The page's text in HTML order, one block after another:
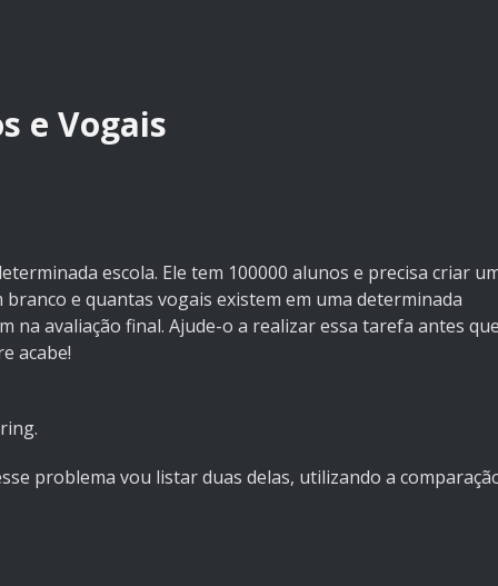
e Vogais
escola. Ele tem 100000 alunos e precisa criar
e quantas vogais existem em uma determinada
avaliação final. Ajude-o a realizar essa tarefa antes que
acabe!
problema vou listar duas delas, utilizando a